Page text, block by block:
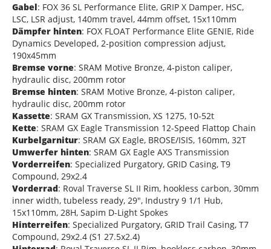
Gabel: FOX 36 SL Performance Elite, GRIP X Damper, HSC,
LSC, LSR adjust, 140mm travel, 44mm offset, 15x110mm
Dämpfer hinten: FOX FLOAT Performance Elite GENIE, Ride
Dynamics Developed, 2-position compression adjust,
190x45mm
Bremse vorne: SRAM Motive Bronze, 4-piston caliper,
hydraulic disc, 200mm rotor
Bremse hinten: SRAM Motive Bronze, 4-piston caliper,
hydraulic disc, 200mm rotor
Kassette: SRAM GX Transmission, XS 1275, 10-52t
Kette: SRAM GX Eagle Transmission 12-Speed Flattop Chain
Kurbelgarnitur: SRAM GX Eagle, BROSE/ISIS, 160mm, 32T
Umwerfer hinten: SRAM GX Eagle AXS Transmission
Vorderreifen: Specialized Purgatory, GRID Casing, T9
Compound, 29x2.4
Vorderrad: Roval Traverse SL II Rim, hookless carbon, 30mm
inner width, tubeless ready, 29", Industry 9 1/1 Hub,
15x110mm, 28H, Sapim D-Light Spokes
Hinterreifen: Specialized Purgatory, GRID Trail Casing, T7
Compound, 29x2.4 (S1 27.5x2.4)